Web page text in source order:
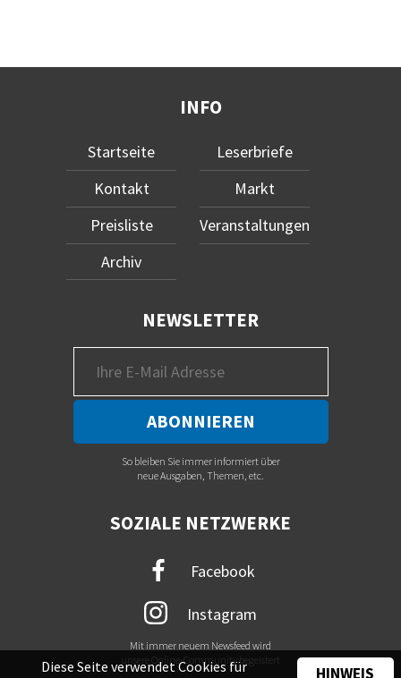
INFO
Startseite
Kontakt
Preisliste
Archiv
Leserbriefe
Markt
Veranstaltungen
NEWSLETTER
So bleiben Sie immer informiert über
neue Ausgaben, Themen, etc.
SOZIALE NETZWERKE
Facebook
Instagram
Mit immer neuem Newsfeed wird
unsere Online-Community begeistert
Diese Seite verwendet Cookies für
HINWEIS